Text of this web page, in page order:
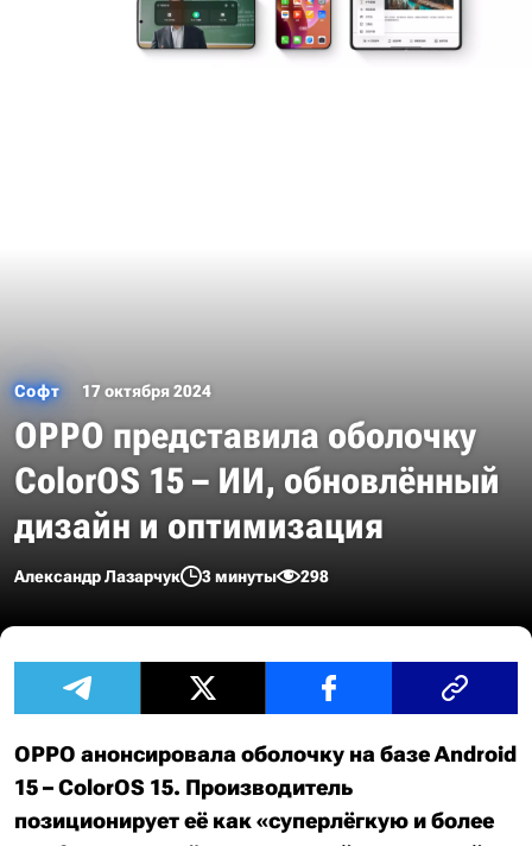
Софт 17 октября 2024
OPPO представила оболочку
ColorOS 15 – ИИ, обновлённый
дизайн и оптимизация
Александр Лазарчук 3 минуты 298
OPPO анонсировала оболочку на базе Android
15 – ColorOS 15. Производитель
позиционирует её как «суперлёгкую и более